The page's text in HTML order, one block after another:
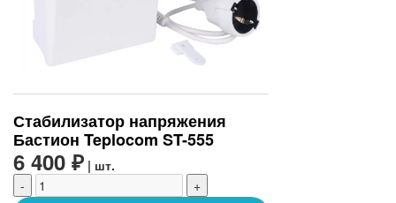
Стабилизатор напряжения
Бастион Teplocom ST-555
6 400 ₽ | шт.
-
+